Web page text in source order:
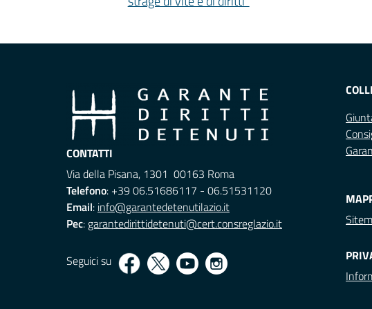
CONTATTI
Via della Pisana, 1301 00163 Roma
Telefono: +39 06.51686117 - 06.51531120
Email: info@garantedetenutilazio.it
Pec: garantedirittidetenuti@cert.consreglazio.it
Seguici su